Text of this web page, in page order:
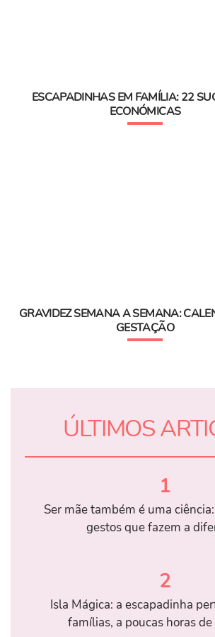
ESCAPADINHAS EM FAMÍLIA: 22
ECONÓMICAS
GRAVIDEZ SEMANA A SEMANA:
GESTAÇÃO
ÚLTIMOS
1
Ser mãe também é uma
gestos que fazem a
2
Isla Mágica: a escapadinha
famílias, a poucas horas